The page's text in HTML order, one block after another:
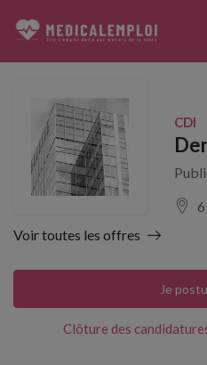
Voir toutes les offres
CDI
Clôture des
Je